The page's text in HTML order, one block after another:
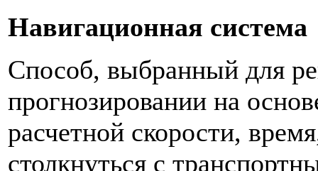
Навигационная система
Способ, выбранный для
прогнозировании на
расчетной скорости,
столкнуться с